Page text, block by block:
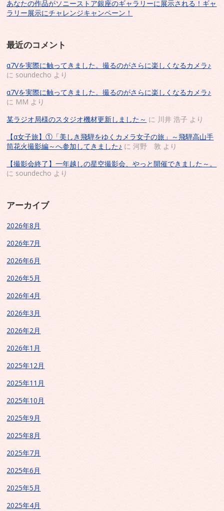
あなたの作品がソニーストア銀座のギャラリーに展示される！ギャ
ラリー展示にチャレンジキャンペーン！
最近のコメント
α7Vを実際に触ってきました。撮るのがさらに楽しくなるカメラ♪
に soundecho より
α7Vを実際に触ってきました。撮るのがさらに楽しくなるカメラ♪
に MM より
某ラジオ局様のスタジオ機材更新しました～ に 川井 浩子 より
【α女子旅】①「美しき飛騨をゆくカメラ女子の旅」～飛騨高山手
筒花火撮影編～へ参加してきました♪ に河野 敦 より
【撮影会終了】一年越しの星空撮影会、やっと開催できました～。
に soundecho より
アーカイブ
2026年8月
2026年7月
2026年6月
2026年5月
2026年4月
2026年3月
2026年2月
2026年1月
2025年12月
2025年11月
2025年10月
2025年9月
2025年8月
2025年7月
2025年6月
2025年5月
2025年4月